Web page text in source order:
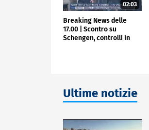
02:03
Breaking News delle
17.00 | Scontro su
Schengen, controlli in
Ultime notizie